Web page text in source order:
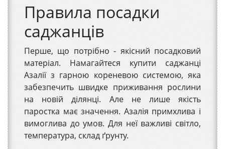
Правила посадки
саджанців
Перше, що потрібно - якісний посадковий
матеріал. Намагайтеся купити саджанці
Азалії з гарною кореневою системою, яка
забезпечить швидке приживання рослини
на новій ділянці. Але не лише якість
паростка має значення. Азалія примхлива і
вимоглива до умов. Для неї важливі світло,
температура, склад ґрунту.